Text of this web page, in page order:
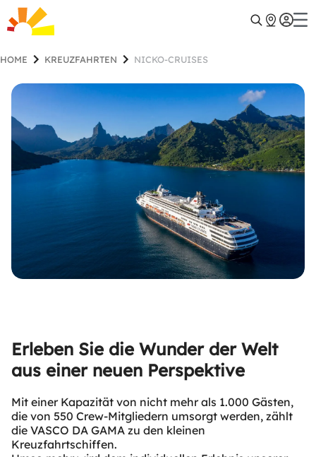
HOME KREUZFAHRTEN NICKO-CRUISES
Erleben Sie die Wunder der Welt
aus einer neuen Perspektive
Mit einer Kapazität von nicht mehr als 1.000 Gästen,
die von 550 Crew-Mitgliedern umsorgt werden, zählt
die VASCO DA GAMA zu den kleinen
Kreuzfahrtschiffen.